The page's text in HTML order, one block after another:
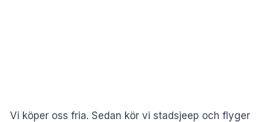
Vi köper oss fria. Sedan kör vi stadsjeep och flyger